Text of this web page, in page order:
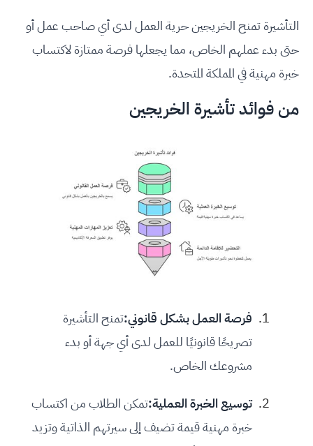
التأشيرة تمنح الخريجين حرية العمل لدى أي صاحب عمل أو
حتى بدء عملهم الخاص، مما يجعلها فرصة ممتازة لاكتساب
خبرة مهنية في المملكة المتحدة.
من فوائد تأشيرة الخريجين
فرصة العمل بشكل قانوني:تمنح التأشيرة
تصريحًا قانونيًا للعمل لدى أي جهة أو بدء
مشروعك الخاص.
توسيع الخبرة العملية:تمكن الطلاب من اكتساب
خبرة مهنية قيمة تضيف إلى سيرتهم الذاتية وتزيد